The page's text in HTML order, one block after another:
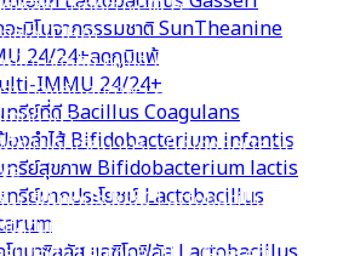
9/9+ พัฒนาสมอง
Probio 9 | 9+
ตุเหล็ก SunActive® Fe
อชเอ (DHA)
คโตบาซิลลัส คาเซอิ Lactobacillus Casei
ราะป้องกันสุขภาพ Lactobacillus
โดแบคทีเรียม เบรเว Bifidobacterium
รีย์มากประโยชน์ Lactobacillus
บโอติก Lactobacillus Gasseri
ะมิโนจากธรรมชาติ SunTheanine
24/24+ลดภูมิแพ้
IMMU 24/24+